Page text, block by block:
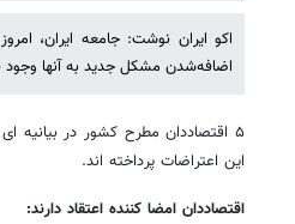
اکو ایران نوشت: جامعه ایران،
اضافه‌شدن مشکل جدید به آنها وجود
۵ اقتصاددان مطرح کشور در بیانیه
این اعتراضات پرداخته اند.
اقتصاددان امضا کننده اعتقاد دارند: